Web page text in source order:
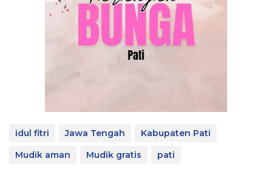
idul fitri Jawa Tengah
Kabupaten Pati
Mudik aman
Mudik gratis pati